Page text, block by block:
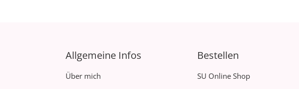
Allgemeine Infos
Über mich
Bestellen
SU Online Shop